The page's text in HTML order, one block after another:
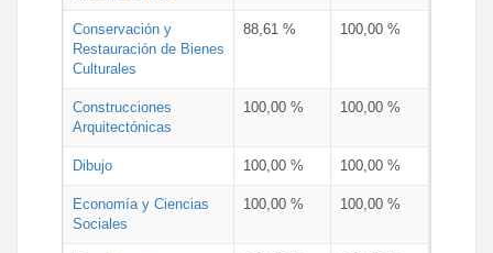
Conservación y
Restauración de Bienes
Culturales
88,61 % 100,00 %
Construcciones
Arquitectónicas
100,00 % 100,00 %
Dibujo 100,00 % 100,00 %
Economía y Ciencias
Sociales
100,00 % 100,00 %